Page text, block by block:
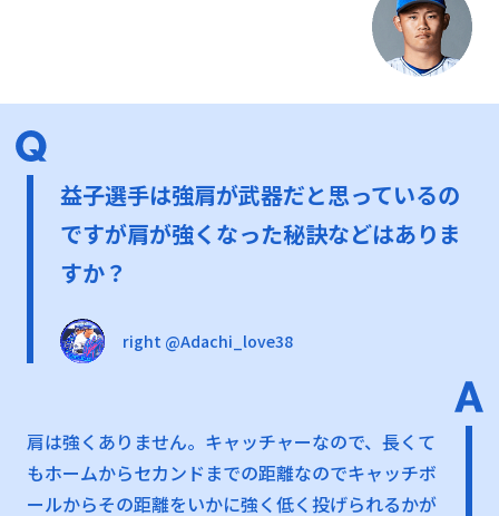
益子選手は強肩が武器だと思っているの
ですが肩が強くなった秘訣などはありま
すか？
right @Adachi_love38
肩は強くありません。キャッチャーなので、長くて
もホームからセカンドまでの距離なのでキャッチボ
ールからその距離をいかに強く低く投げられるかが